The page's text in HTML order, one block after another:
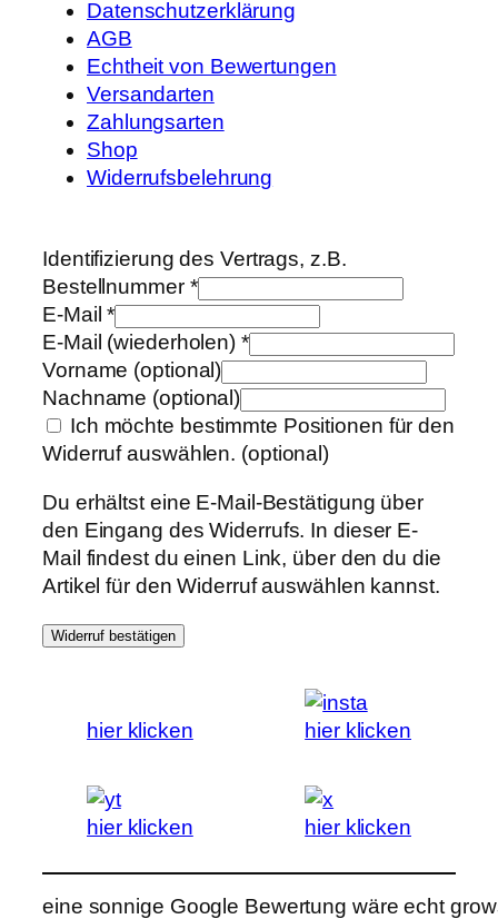
Datenschutzerklärung
AGB
Echtheit von Bewertungen
Versandarten
Zahlungsarten
Shop
Widerrufsbelehrung
Identifizierung des Vertrags, z.B.
Bestellnummer *
E-Mail*
E-Mail (wiederholen) *
Vorname (optional)
Nachname (optional)
Ich möchte bestimmte Positionen für den
Widerruf auswählen. (optional)
Du erhältst eine E-Mail-Bestätigung über
den Eingang des Widerrufs. In dieser E-
Mail findest du einen Link, über den du die
Artikel für den Widerruf auswählen kannst.
Widerruf bestätigen
hier klicken hier klicken
hier klicken hier klicken
eine sonnige Google Bewertung wäre echt